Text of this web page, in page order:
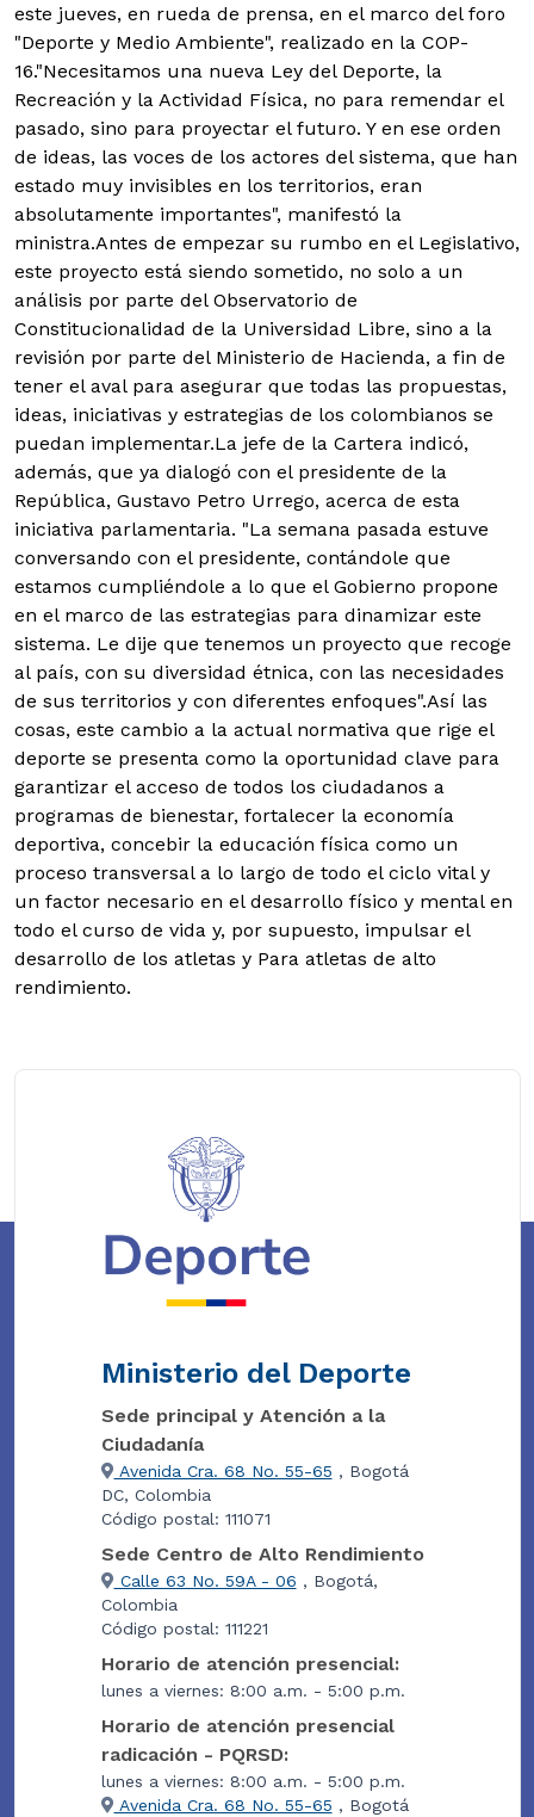
este jueves, en rueda de prensa, en el marco del foro
"Deporte y Medio Ambiente", realizado en la COP-
16."Necesitamos una nueva Ley del Deporte, la
Recreación y la Actividad Física, no para remendar el
pasado, sino para proyectar el futuro. Y en ese orden
de ideas, las voces de los actores del sistema, que han
estado muy invisibles en los territorios, eran
absolutamente importantes", manifestó la
ministra.Antes de empezar su rumbo en el Legislativo,
este proyecto está siendo sometido, no solo a un
análisis por parte del Observatorio de
Constitucionalidad de la Universidad Libre, sino a la
revisión por parte del Ministerio de Hacienda, a fin de
tener el aval para asegurar que todas las propuestas,
ideas, iniciativas y estrategias de los colombianos se
puedan implementar.La jefe de la Cartera indicó,
además, que ya dialogó con el presidente de la
República, Gustavo Petro Urrego, acerca de esta
iniciativa parlamentaria. "La semana pasada estuve
conversando con el presidente, contándole que
estamos cumpliéndole a lo que el Gobierno propone
en el marco de las estrategias para dinamizar este
sistema. Le dije que tenemos un proyecto que recoge
al país, con su diversidad étnica, con las necesidades
de sus territorios y con diferentes enfoques".Así las
cosas, este cambio a la actual normativa que rige el
deporte se presenta como la oportunidad clave para
garantizar el acceso de todos los ciudadanos a
programas de bienestar, fortalecer la economía
deportiva, concebir la educación física como un
proceso transversal a lo largo de todo el ciclo vital y
un factor necesario en el desarrollo físico y mental en
todo el curso de vida y, por supuesto, impulsar el
desarrollo de los atletas y Para atletas de alto
rendimiento.
Ministerio del Deporte
Sede principal y Atención a la
Ciudadanía
Avenida Cra. 68 No. 55-65 , Bogotá
DC, Colombia
Código postal: 111071
Sede Centro de Alto Rendimiento
Calle 63 No. 59A - 06 , Bogotá,
Colombia
Código postal: 111221
Horario de atención presencial:
lunes a viernes: 8:00 a.m. - 5:00 p.m.
Horario de atención presencial
radicación - PQRSD:
lunes a viernes: 8:00 a.m. - 5:00 p.m.
Avenida Cra. 68 No. 55-65 , Bogotá